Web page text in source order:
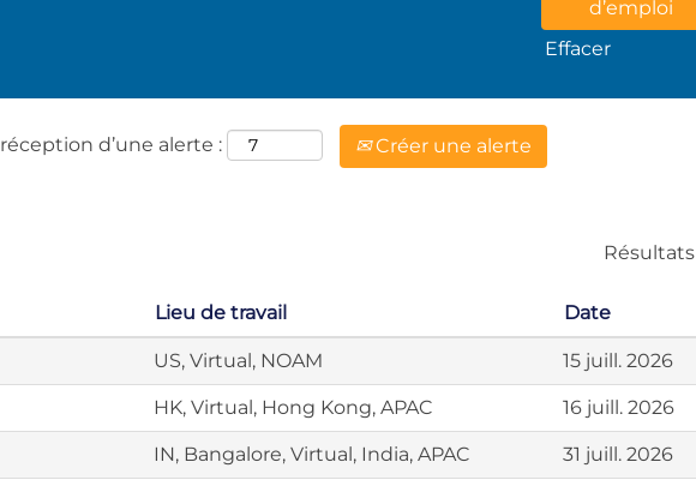
Effacer
d’une alerte : Créer une alerte
Résultats
Lieu de travail Date
US, Virtual, NOAM 15 juill. 2026
HK, Virtual, Hong Kong, APAC 16 juill. 2026
IN, Bangalore, Virtual, India, APAC 31 juill. 2026